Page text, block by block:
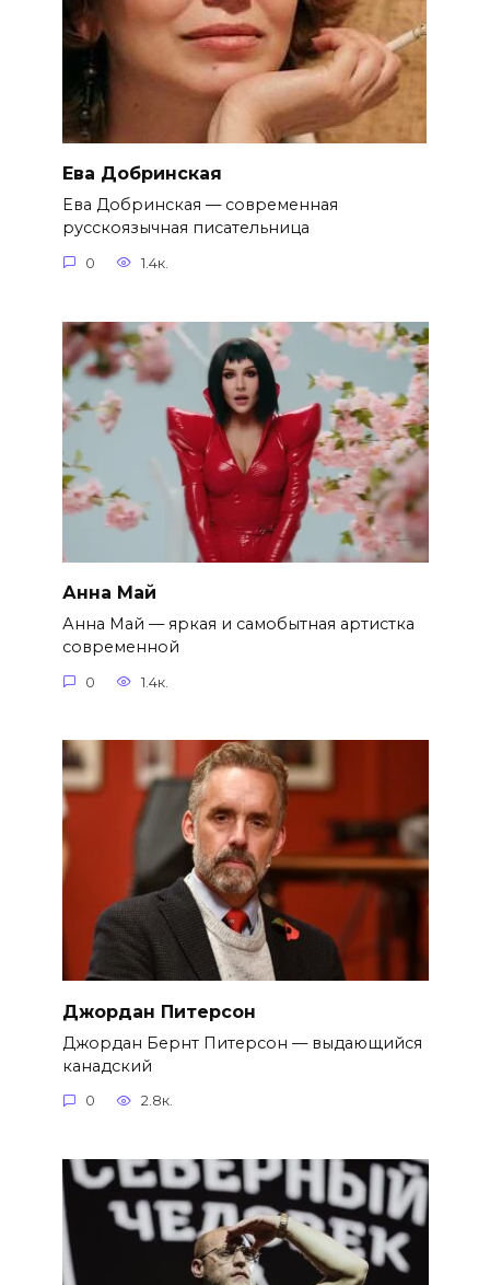
Ева Добринская
Ева Добринская — современная
русскоязычная писательница
0 1.4к.
Анна Май
Анна Май — яркая и самобытная артистка
современной
0 1.4к.
Джордан Питерсон
Джордан Бернт Питерсон — выдающийся
канадский
0 2.8к.